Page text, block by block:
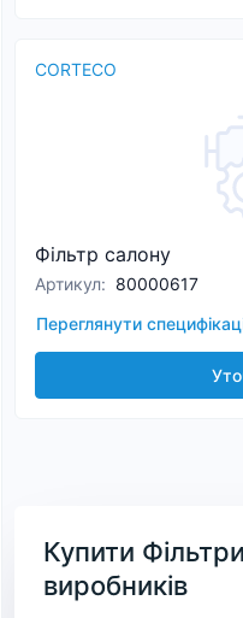
CORTECO
Фільтр салону
Артикул: 80000617
Переглянути
Купити
виробників